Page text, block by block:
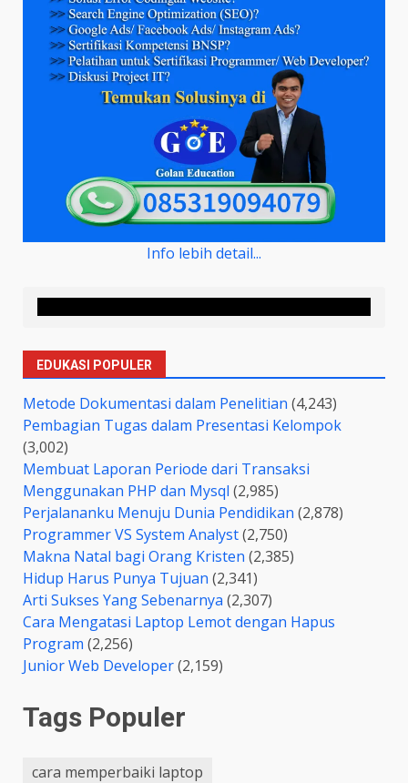
Info lebih detail...
EDUKASI POPULER
Metode Dokumentasi dalam Penelitian (4,243)
Pembagian Tugas dalam Presentasi Kelompok
(3,002)
Membuat Laporan Periode dari Transaksi
Menggunakan PHP dan Mysql (2,985)
Perjalananku Menuju Dunia Pendidikan (2,878)
Programmer VS System Analyst(2,750)
Makna Natal bagi Orang Kristen (2,385)
Hidup Harus Punya Tujuan (2,341)
Arti Sukses Yang Sebenarnya (2,307)
Cara Mengatasi Laptop Lemot dengan Hapus
Program (2,256)
Junior Web Developer(2,159)
Tags Populer
cara memperbaiki laptop